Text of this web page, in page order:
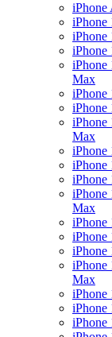
iPhone
iPhone
iPhone
iPhone
iPhone
Max
iPhone
iPhone
iPhone
Max
iPhone
iPhone
iPhone
iPhone
Max
iPhone
iPhone
iPhone
iPhone
Max
iPhone
iPhone
iPhone